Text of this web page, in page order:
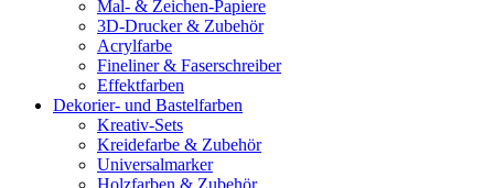
Mal- & Zeichen-Papiere
3D-Drucker & Zubehör
Acrylfarbe
Fineliner & Faserschreiber
Effektfarben
Dekorier- und Bastelfarben
Kreativ-Sets
Kreidefarbe & Zubehör
Universalmarker
Holzfarben & Zubehör